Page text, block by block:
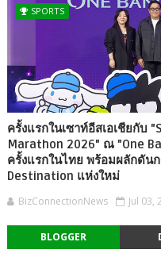
SPORTS
ครั้งแรกในเซาท์อีสเอเชียกับ
Marathon 2026" ณ "One
ครั้งแรกในไทย พร้อมผลักดัน
Destination แห่งใหม่
BizConnectionNews Jul 03,
BLOGGER